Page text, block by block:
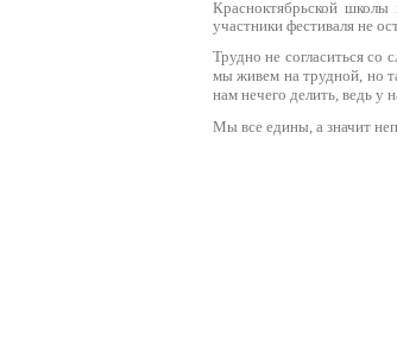
Красноктябрьской
участники фестиваля не
Трудно не согласиться со
мы живем на трудной, но
нам нечего делить, ведь
Мы все едины, а значит